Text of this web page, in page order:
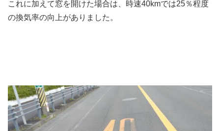
これに加えて窓を開けた場合は、時速40kmでは25％程度
の換気率の向上がありました。